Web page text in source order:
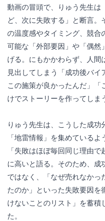
動画の冒頭で、りゅう先生は
ど、次に失敗する」と断言
の温度感やタイミング、競合
可能な「外部要因」や「偶然
げる。にもかかわらず、人
見出してしまう「成功後バ
この施策が良かったんだ」
けでストーリーを作ってしま
りゅう先生は、こうした成
「地雷情報」を集めているよ
「失敗はほぼ毎回同じ理由
に高いと語る。そのため、
ではなく、「なぜ売れなかっ
たのか」といった失敗要因
けないことのリスト」を蓄積
た。